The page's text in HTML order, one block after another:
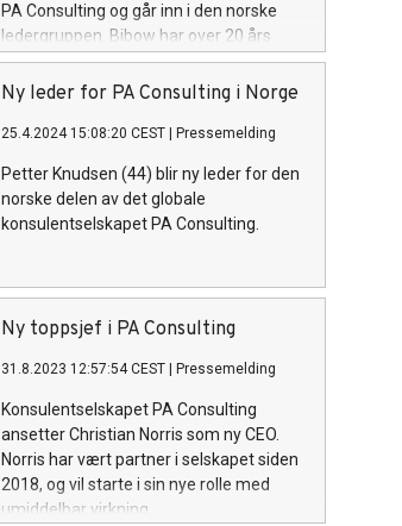
PA Consulting og går inn i den norske
ledergruppen. Bibow har over 20 års
erfaring og kommer fra Accenture
Norge der han har spesialisert seg på å
transformasjoner.
Ny leder for PA Consulting i Norge
25.4.2024 15:08:20 CEST Pressemelding
Petter Knudsen (44) blir ny leder for den
norske delen av det globale
konsulentselskapet PA Consulting.
Ny toppsjef i PA Consulting
31.8.2023 12:57:54 CEST Pressemelding
Konsulentselskapet PA Consulting
ansetter Christian Norris som ny CEO.
Norris har vært partner i selskapet siden
2018, og vil starte i sin nye rolle med
umiddelbar virkning.